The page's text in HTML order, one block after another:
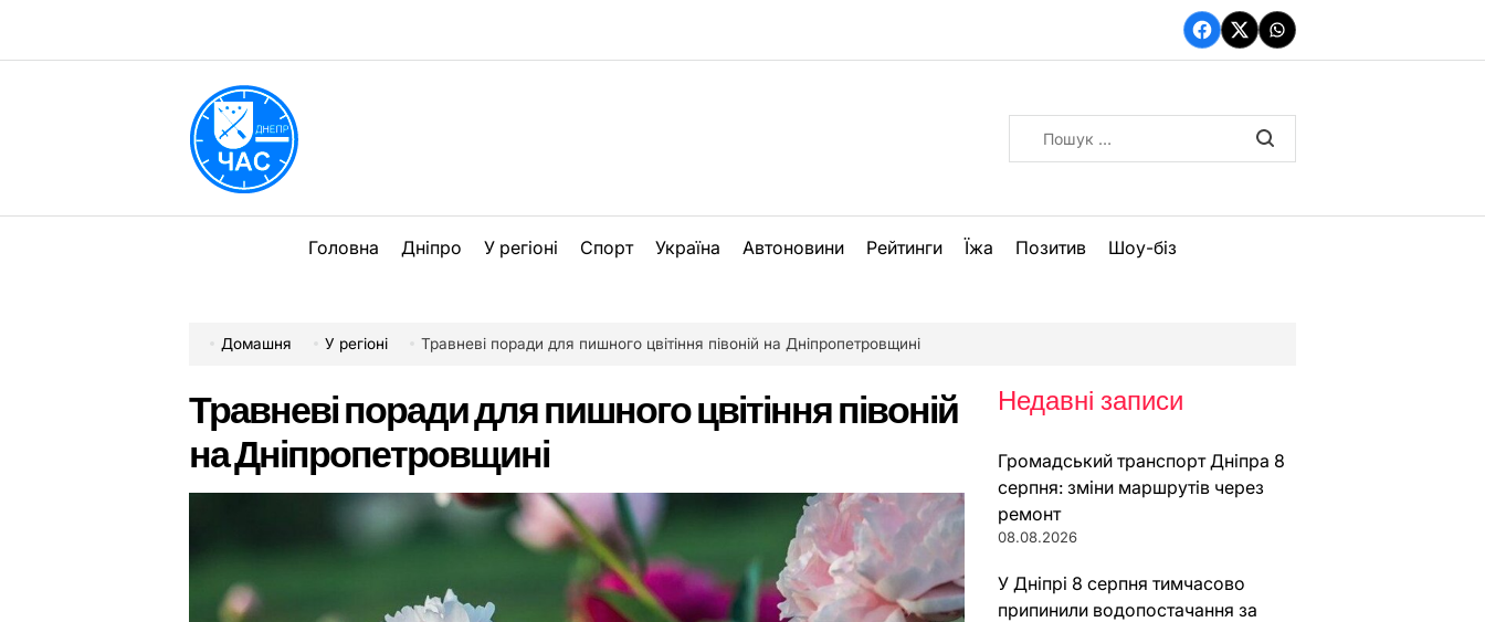
вмісту
Facebook
TwitterWhatsApp
Головна Дніпро У регіоні Спорт Україна Автоновини Рейтинги Їжа Позитив Шоу-біз
Домашня У регіоні Травневі поради для пишного цвітіння півоній на Дніпропетровщині
Травневі поради для пишного цвітіння півоній
на Дніпропетровщині
Недавні записи
Громадський транспорт Дніпра 8
серпня: зміни маршрутів через
ремонт
08.08.2026
У Дніпрі 8 серпня тимчасово
припинили водопостачання за